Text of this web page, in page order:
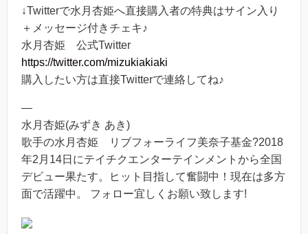
↓Twitterで水月杏姫へ直接購入者の特典はサイン入り
＋メッセージ付きチェキ♪
水月杏姫 公式Twitter
https://twitter.com/mizukiakiaki
購入したい方は直接Twitterで連絡してね♪
—
水月杏姫(みずき あき)
歌手の水月杏姫 リブフォーライフ美奈子基金?2018
年2月14日にテイチクエンターテインメントから全国
デビュー果たす。ヒット目指して奮闘中！現在は多方
面で活躍中。 フォロー宜しくお願い致します!